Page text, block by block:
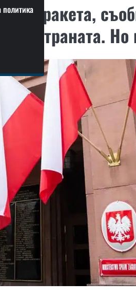
ракета,
на страната.